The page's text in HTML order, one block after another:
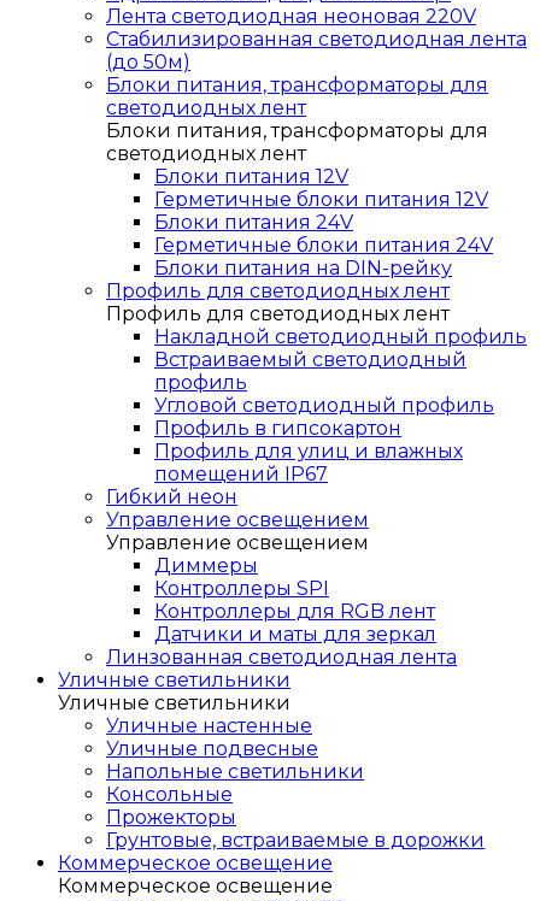
Лента светодиодная неоновая 220V
Стабилизированная светодиодная лента
(до 50м)
Блоки питания, трансформаторы для
светодиодных лент
Блоки питания, трансформаторы для
светодиодных лент
Блоки питания 12V
Герметичные блоки питания 12V
Блоки питания 24V
Герметичные блоки питания 24V
Блоки питания на DIN-рейку
Профиль для светодиодных лент
Профиль для светодиодных лент
Накладной светодиодный профиль
Встраиваемый светодиодный
профиль
Угловой светодиодный профиль
Профиль в гипсокартон
Профиль для улиц и влажных
помещений IP67
Гибкий неон
Управление освещением
Управление освещением
Диммеры
Контроллеры SPI
Контроллеры для RGB лент
Датчики и маты для зеркал
Линзованная светодиодная лента
Уличные светильники
Уличные светильники
Уличные настенные
Уличные подвесные
Напольные светильники
Консольные
Прожекторы
Грунтовые, встраиваемые в дорожки
Коммерческое освещение
Коммерческое освещение